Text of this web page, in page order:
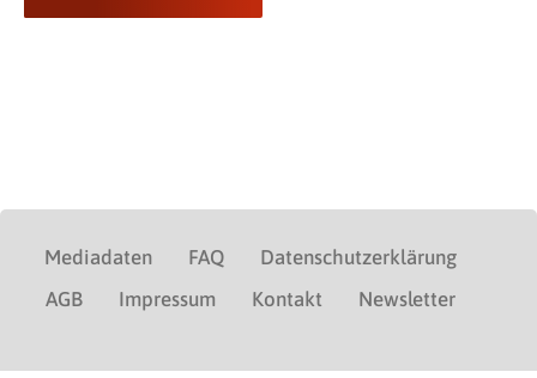
Mediadaten FAQ
Datenschutzerklärung
AGB
Impressum Kontakt Newsletter